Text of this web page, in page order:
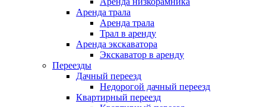
Аренда трала
Аренда трала
Трал в аренду
Аренда экскаватора
Экскаватор в аренду
Переезды
Дачный переезд
Недорогой дачный переезд
Квартирный переезд